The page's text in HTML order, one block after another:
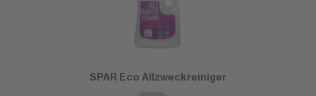
SPAR Eco Allzweckreiniger